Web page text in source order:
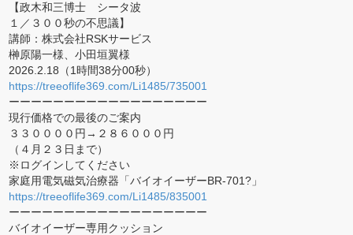
【政木和三博士 シータ波
１／３００秒の不思議】
講師：株式会社RSKサービス
榊原陽一様、小田垣翼様
2026.2.18（1時間38分00秒）
https://treeoflife369.com/Li1485/735001
ーーーーーーーーーーーーーーーーーー
現行価格での最後のご案内
３３００００円→２８６０００円
（４月２３日まで）
※ログインしてください
家庭用電気磁気治療器「バイオイーザーBR-701?」
https://treeoflife369.com/Li1485/835001
ーーーーーーーーーーーーーーーーーー
バイオイーザー専用クッション